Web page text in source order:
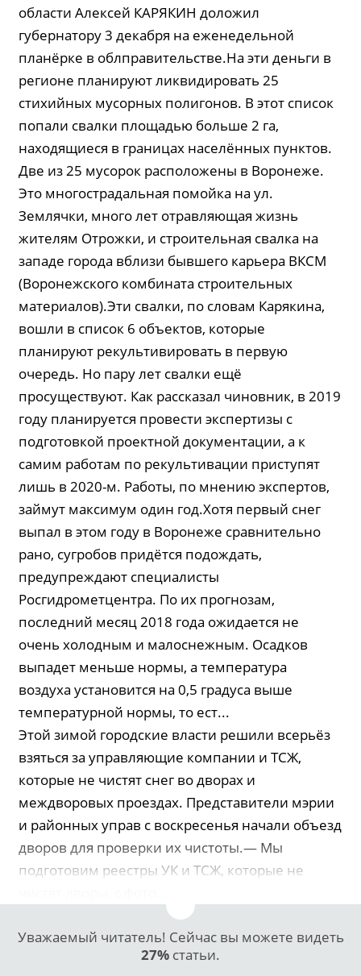
области Алексей КАРЯКИН доложил
губернатору 3 декабря на еженедельной
планёрке в облправительстве.На эти деньги в
регионе планируют ликвидировать 25
стихийных мусорных полигонов. В этот список
попали свалки площадью больше 2 га,
находящиеся в границах населённых пунктов.
Две из 25 мусорок расположены в Воронеже.
Это многострадальная помойка на ул.
Землячки, много лет отравляющая жизнь
жителям Отрожки, и строительная свалка на
западе города вблизи бывшего карьера ВКСМ
(Воронежского комбината строительных
материалов).Эти свалки, по словам Карякина,
вошли в список 6 объектов, которые
планируют рекультивировать в первую
очередь. Но пару лет свалки ещё
просуществуют. Как рассказал чиновник, в 2019
году планируется провести экспертизы с
подготовкой проектной документации, а к
самим работам по рекультивации приступят
лишь в 2020-м. Работы, по мнению экспертов,
займут максимум один год.Хотя первый снег
выпал в этом году в Воронеже сравнительно
рано, сугробов придётся подождать,
предупреждают специалисты
Росгидрометцентра. По их прогнозам,
последний месяц 2018 года ожидается не
очень холодным и малоснежным. Осадков
выпадет меньше нормы, а температура
воздуха установится на 0,5 градуса выше
температурной нормы, то ест...
Этой зимой городские власти решили всерьёз
взяться за управляющие компании и ТСЖ,
которые не чистят снег во дворах и
междворовых проездах. Представители мэрии
и районных управ с воскресенья начали объезд
дворов для проверки их чистоты.— Мы
подготовим реестры УК и ТСЖ, которые не
Уважаемый читатель! Сейчас вы можете видеть
27% статьи.